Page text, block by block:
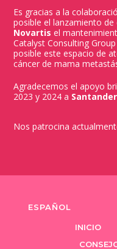
Es gracias a la
posible el lanzamiento
Novartis el
Catalyst Consulting
posible este espacio de
cáncer de mama
Agradecemos el apoyo
2023 y 2024 a Santander
Nos patrocina
Elegir
INICIO